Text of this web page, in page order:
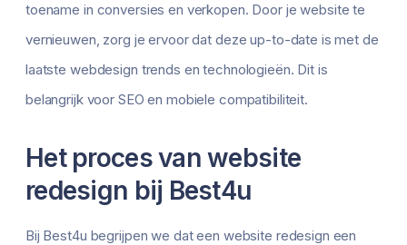
toename in conversies en verkopen. Door je website te
vernieuwen, zorg je ervoor dat deze up-to-date is met de
laatste webdesign trends en technologieën. Dit is
belangrijk voor SEO en mobiele compatibiliteit.
Het proces van website
redesign bij Best4u
Bij Best4u begrijpen we dat een website redesign een